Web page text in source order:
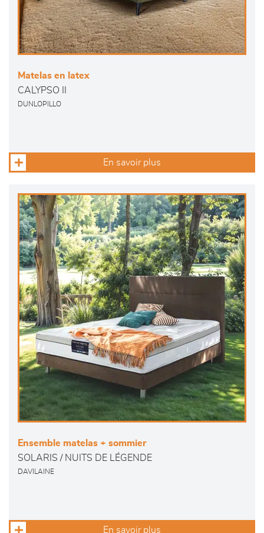
Matelas en latex
CALYPSO II
DUNLOPILLO
En savoir plus
Ensemble matelas + sommier
SOLARIS / NUITS DE LÉGENDE
DAVILAINE
En savoir plus